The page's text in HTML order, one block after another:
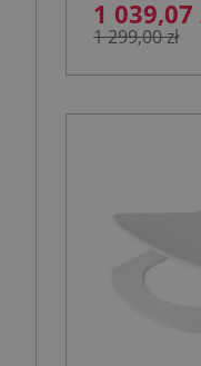
1 039,07
1 299,00 zł